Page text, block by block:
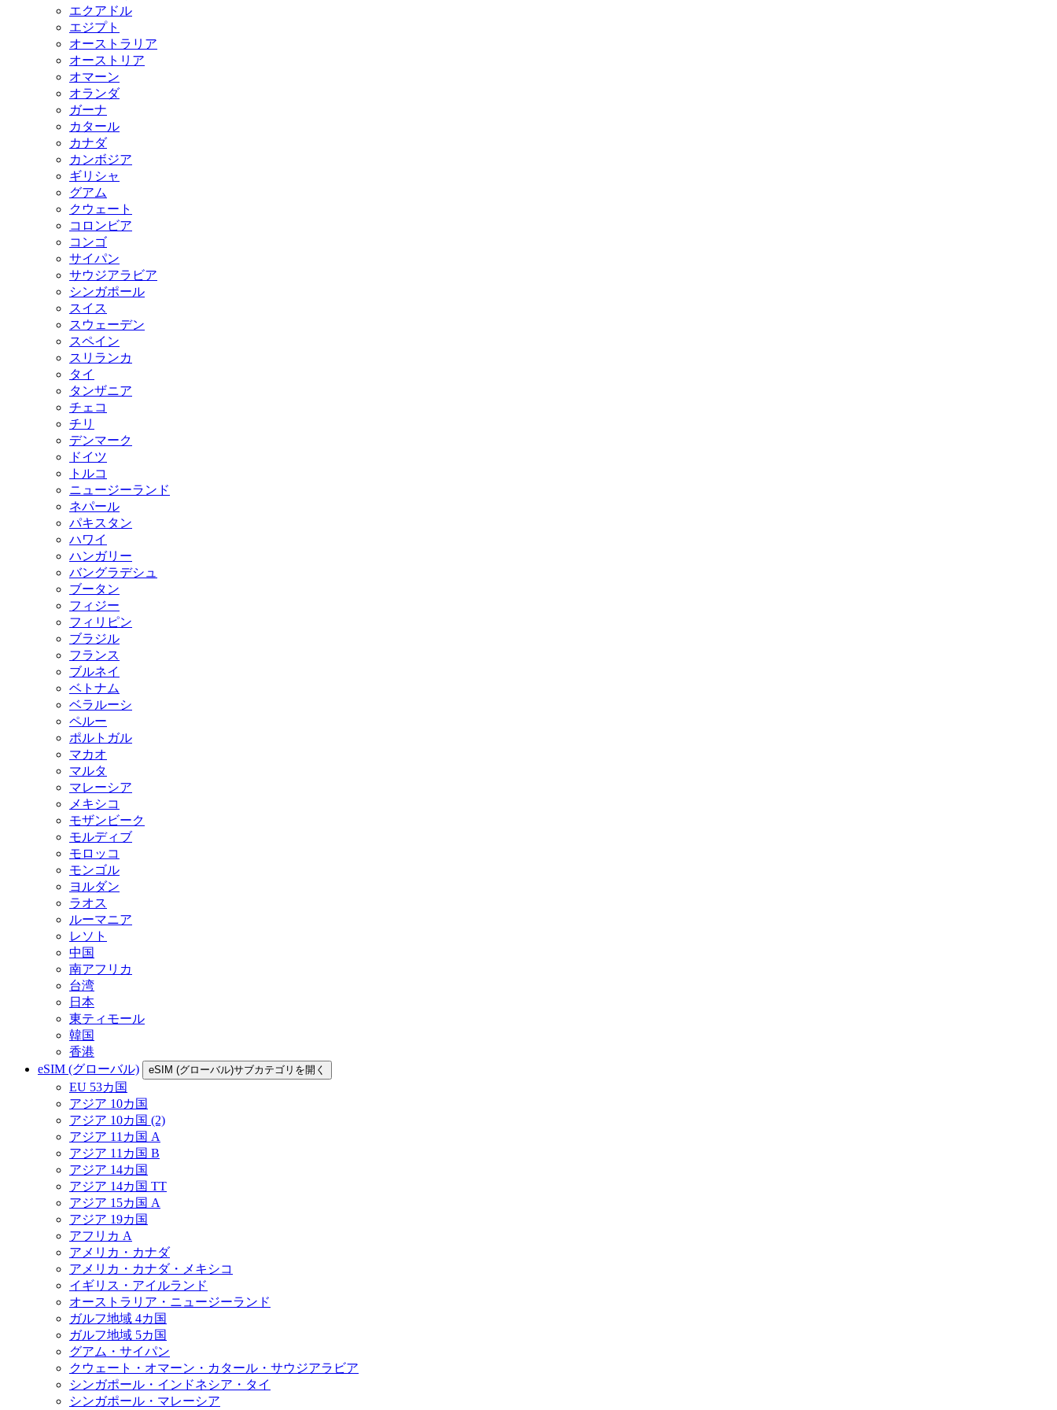
エクアドル
エジプト
オーストラリア
オーストリア
オマーン
オランダ
ガーナ
カタール
カナダ
カンボジア
ギリシャ
グアム
クウェート
コロンビア
コンゴ
サイパン
サウジアラビア
シンガポール
スイス
スウェーデン
スペイン
スリランカ
タイ
タンザニア
チェコ
チリ
デンマーク
ドイツ
トルコ
ニュージーランド
ネパール
パキスタン
ハワイ
ハンガリー
バングラデシュ
ブータン
フィジー
フィリピン
ブラジル
フランス
ブルネイ
ベトナム
ベラルーシ
ペルー
ポルトガル
マカオ
マルタ
マレーシア
メキシコ
モザンビーク
モルディブ
モロッコ
モンゴル
ヨルダン
ラオス
ルーマニア
レソト
中国
南アフリカ
台湾
日本
東ティモール
韓国
香港
eSIM (グローバル)
eSIM (グローバル)サブカテゴリを開く
EU 53カ国
アジア 10カ国
アジア 10カ国 (2)
アジア 11カ国 A
アジア 11カ国 B
アジア 14カ国
アジア 14カ国 TT
アジア 15カ国 A
アジア 19カ国
アフリカ A
アメリカ・カナダ
アメリカ・カナダ・メキシコ
イギリス・アイルランド
オーストラリア・ニュージーランド
ガルフ地域 4カ国
ガルフ地域 5カ国
グアム・サイパン
クウェート・オマーン・カタール・サウジアラビア
シンガポール・インドネシア・タイ
シンガポール・マレーシア